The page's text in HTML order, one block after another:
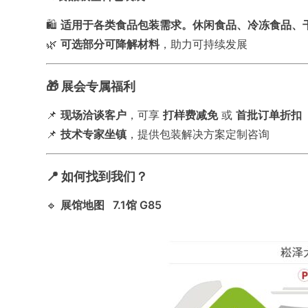
🛍️适用于各类食品包装需求。休闲食品、冷冻食品、
🌿可选部分可降解材料，助力可持续发展
🎁 展会专属福利
📌现场洽谈客户 ，可享打样费减免或首批订单折扣
📌技术专家坐镇 ，提供包装解决方案定制咨询
📍 如何找到我们？
🔹 展馆地图7.1馆 G85